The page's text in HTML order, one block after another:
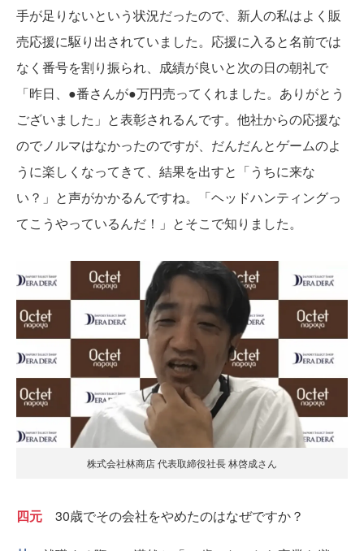
手が足りないという状況だったので、新人の私はよく販
売応援に駆り出されていました。応援に入ると名前では
なく番号を割り振られ、成績が良いと次の日の朝礼で
「昨日、●番さんが●万円売ってくれました。ありがとう
ございました」と表彰されるんです。他社からの応援な
のでノルマはなかったのですが、だんだんとゲームのよ
うに楽しくなってきて、結果を出すと「うちに来な
い？」と声がかかるんですね。「ヘッドハンティングっ
てこうやっているんだ！」とそこで知りました。
株式会社林商店 代表取締役社長 林啓成さん
四元 30歳でその会社をやめたのはなぜですか？